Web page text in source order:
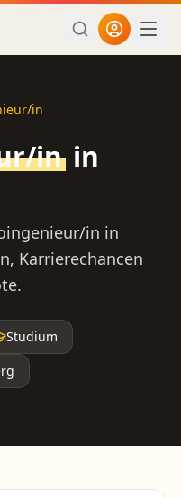
in
in in
in in
Karrierechancen
Studium